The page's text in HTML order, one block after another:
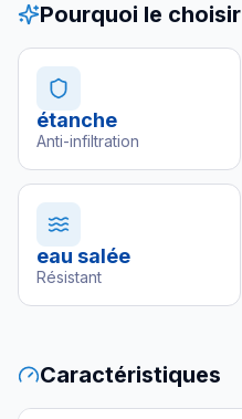
Pourquoi le choisir
étanche
Anti-infiltration
eau salée
Résistant
Caractéristiques